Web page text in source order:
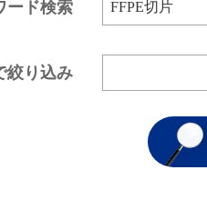
ード検索
絞り込み